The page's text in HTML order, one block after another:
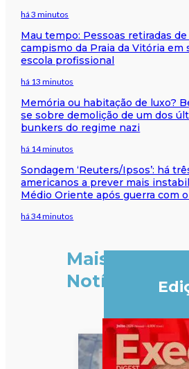
há 3 minutos
Mau tempo: Pessoas retiradas
campismo da Praia da Vitória em
escola profissional
há 13 minutos
Memória ou habitação de luxo?
se sobre demolição de um dos
bunkers do regime nazi
há 14 minutos
Sondagem ‘Reuters/Ipsos’: há
americanos a prever mais
Médio Oriente após guerra com
há 34 minutos
Mais
Notícias